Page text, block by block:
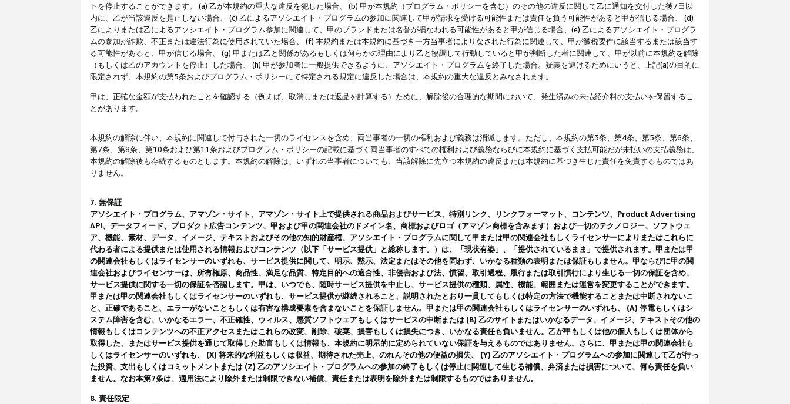
トを停止することができます。 (a) 乙が本規約の重大な違反を犯した場合、 (b) 甲が本規約（プログラム・ポリシーを含む）のその他の違反に関して乙に通知を交付した後7日以
内に、乙が当該違反を是正しない場合、 (c) 乙によるアソシエイト・プログラムの参加に関連して甲が請求を受ける可能性または責任を負う可能性があると甲が信じる場合、 (d)
乙によりまたは乙によるアソシエイト・プログラム参加に関連して、甲のブランドまたは名誉が損なわれる可能性があると甲が信じる場合、(e) 乙によるアソシエイト・プログラ
ムの参加が詐欺、不正または違法行為に使用されていた場合、 (f) 本規約または本規約に基づき一方当事者によりなされた行為に関連して、甲が徴税要件に該当するまたは該当す
る可能性があると、甲が信じる場合、 (g) 甲または乙と関係があるもしくは何らかの理由により乙と協調して行動していると甲が判断した者に関連して、甲が以前に本規約を解除
（もしくは乙のアカウントを停止）した場合、 (h) 甲が参加者に一般提供できるように、アソシエイト・プログラムを終了した場合。疑義を避けるためにいうと、上記(a)の目的に
限定されず、本規約の第5条およびプログラム・ポリシーにて特定される規定に違反した場合は、本規約の重大な違反とみなされます。
甲は、正確な金額が支払われたことを確認する（例えば、取消しまたは返品を計算する）ために、解除後の合理的な期間において、発生済みの未払紹介料の支払いを保留するこ
とがあります。
本規約の解除に伴い、本規約に関連して付与された一切のライセンスを含め、両当事者の一切の権利および義務は消滅します。ただし、本規約の第3条、第4条、第5条、第6条、
第7条、第8条、第10条および第11条およびプログラム・ポリシーの記載に基づく両当事者のすべての権利および義務ならびに本規約に基づく支払可能だが未払いの支払義務は、
本規約の解除後も存続するものとします。本規約の解除は、いずれの当事者についても、当該解除に先立つ本規約の違反または本規約に基づき生じた責任を免責するものではあ
りません。
7. 無保証
アソシエイト・プログラム、アマゾン・サイト、アマゾン・サイト上で提供される商品およびサービス、特別リンク、リンクフォーマット、コンテンツ、Product Advertising
API、データフィード、プロダクト広告コンテンツ、甲および甲の関連会社のドメイン名、商標およびロゴ（アマゾン商標を含みます）および一切のテクノロジー、ソフトウェ
ア、機能、素材、データ、イメージ、テキストおよびその他の知的財産権、アソシエイト・プログラムに関して甲または甲の関連会社もしくライセンサーによりまたはこれらに
代わる者による提供または使用される情報およびコンテンツ（以下「サービス提供」と総称します。）は、「現状有姿」、「提供されているまま」で提供されます。甲または甲
の関連会社もしくはライセンサーのいずれも、サービス提供に関して、明示、黙示、法定またはその他を問わず、いかなる種類の表明または保証もしません。甲ならびに甲の関
連会社およびライセンサーは、所有権原、商品性、満足な品質、特定目的への適合性、非侵害および法、慣習、取引過程、履行または取引慣行により生じる一切の保証を含め、
サービス提供に関する一切の保証を否認します。甲は、いつでも、随時サービス提供を中止し、サービス提供の種類、属性、機能、範囲または運営を変更することができます。
甲または甲の関連会社もしくはライセンサーのいずれも、サービス提供が継続されること、説明されたとおり一貫してもしくは特定の方法で機能することまたは中断されないこ
と、正確であること、エラーがないこともしくは有害な構成要素を含まないことを保証しません。甲または甲の関連会社もしくはライセンサーのいずれも、 (A) 停電もしくはシ
ステム障害を含む、いかなるエラー、不正確性、ウィルス、悪質ソフトウェアもしくはサービスの中断または (B) 乙のサイトまたはいかなるデータ、イメージ、テキストその他の
情報もしくはコンテンツへの不正アクセスまたはこれらの改変、削除、破棄、損害もしくは損失につき、いかなる責任も負いません。乙が甲もしくは他の個人もしくは団体から
取得した、またはサービス提供を通じて取得した助言もしくは情報も、本規約に明示的に定められていない保証を与えるものではありません。さらに、甲または甲の関連会社も
しくはライセンサーのいずれも、 (X) 将来的な利益もしくは収益、期待された売上、のれんその他の便益の損失、 (Y) 乙のアソシエイト・プログラムへの参加に関連して乙が行っ
た投資、支出もしくはコミットメントまたは (Z) 乙のアソシエイト・プログラムへの参加の終了もしくは停止に関連して生じる補償、弁済または損害について、何ら責任を負い
ません。なお本第7条は、適用法により除外または制限できない補償、責任または表明を除外または制限するものではありません。
8. 責任限定